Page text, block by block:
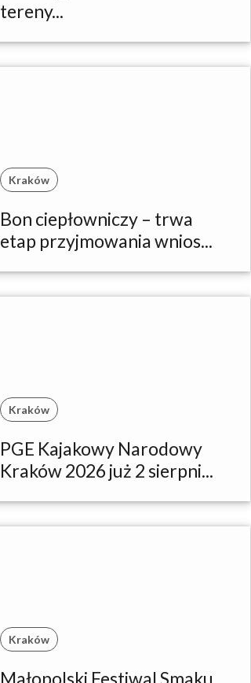
tereny...
Kraków
Bon ciepłowniczy – trwa
etap przyjmowania wnios...
Kraków
PGE Kajakowy Narodowy
Kraków 2026 już 2 sierpni...
Kraków
Małopolski Festiwal Smaku